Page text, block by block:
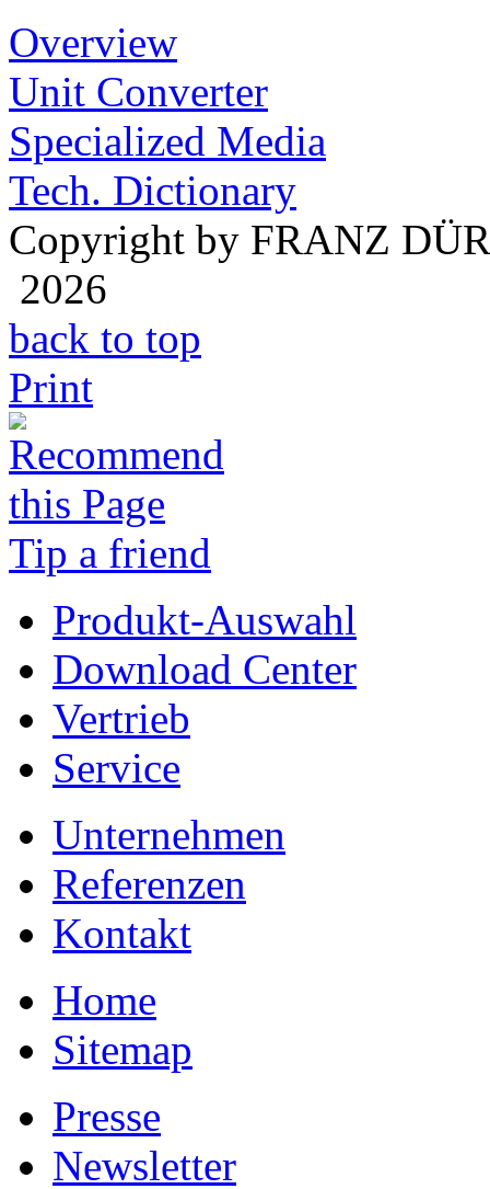
Overview
Unit Converter
Specialized Media
Tech. Dictionary
Copyright by FRANZ
2026
back to top
Print
Tip a friend
Produkt-Auswahl
Download Center
Vertrieb
Service
Unternehmen
Referenzen
Kontakt
Home
Sitemap
Presse
Newsletter